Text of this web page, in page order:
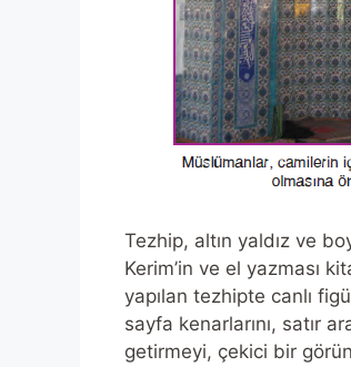
Tezhip, altın yaldız ve
Kerim’in ve el yazması
yapılan tezhipte canlı
sayfa kenarlarını, satır
getirmeyi, çekici bir